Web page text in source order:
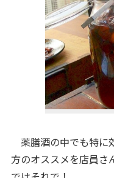
薬膳酒の中でも特に
方のオススメを店員さ